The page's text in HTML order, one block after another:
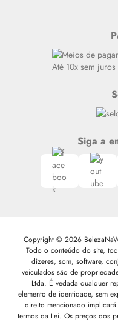
Siga nosso canal no
Até 10x sem
Siga a
Copyright © 2026
Todo o conteúdo do site,
dizeres, som, software,
veiculados são de
Ltda. É vedada qualquer
elemento de identidade, sem
direito mencionado
termos da Lei. Os preços dos